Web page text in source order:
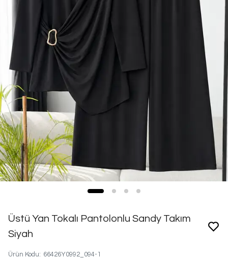
Üstü Yan Tokalı Pantolonlu Sandy Takım
Siyah
Ürün Kodu: 66426Y0992_094-1